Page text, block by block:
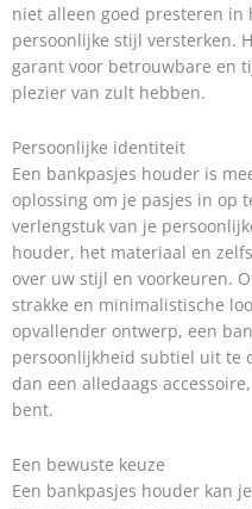
niet alleen goed presteren in
persoonlijke stijl versterken.
garant voor betrouwbare en
plezier van zult hebben.
Persoonlijke identiteit
Een bankpasjes houder is
oplossing om je pasjes in op
verlengstuk van je
houder, het materiaal en
over uw stijl en voorkeuren.
strakke en minimalistische
opvallender ontwerp, een
persoonlijkheid subtiel uit te
dan een alledaags
bent.
Een bewuste keuze
Een bankpasjes houder kan